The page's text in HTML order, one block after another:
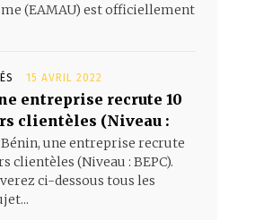
(EAMAU) est officiellement
15 AVRIL 2022
entreprise recrute 10
clientèles (Niveau :
une entreprise recrute
clientèles (Niveau : BEPC).
ci-dessous tous les